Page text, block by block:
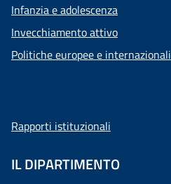
Infanzia e adolescenza
Invecchiamento attivo
Politiche europee e internazionali
Rapporti istituzionali
IL DIPARTIMENTO